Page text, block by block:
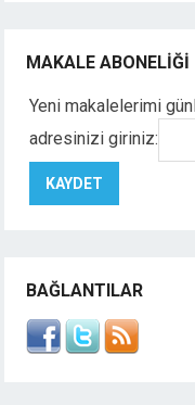
MAKALE ABONELIĞI
Yeni makalelerimi
adresinizi giriniz:
BAĞLANTILAR